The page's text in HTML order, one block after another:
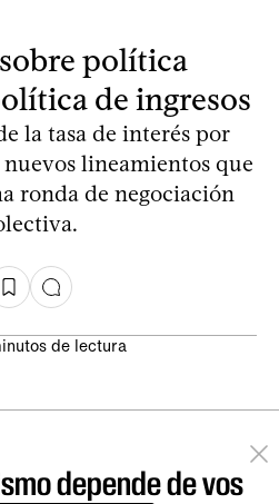
política
de ingresos
la tasa de interés por
lineamientos que
ronda de negociación
de lectura
depende de vos